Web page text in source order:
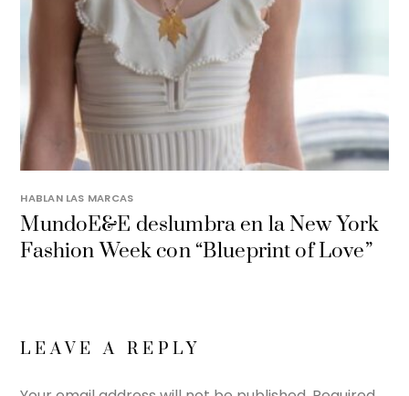
HABLAN LAS MARCAS
MundoE&E deslumbra en la New York
Fashion Week con “Blueprint of Love”
LEAVE A REPLY